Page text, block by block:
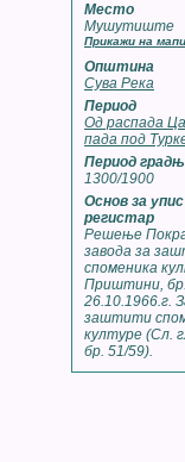
Место
Мушутиште
Прикажи на мапи
Општина
Сува Река
Период
Од распада
пада под
Период
1300/1900
Основ за
регистар
Решење
завода за
споменика
Приштини,
26.10.1966.г.
заштити
културе (Сл.
бр. 51/59).